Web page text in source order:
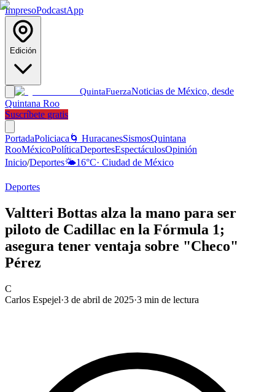
ImpresoPodcastApp
Edición
QuintaFuerzaNoticias de México, desde
Quintana Roo
Suscríbete gratis
PortadaPoliciaca 🌀 HuracanesSismosQuintana
RooMéxicoPolíticaDeportesEspectáculosOpinión
Inicio/Deportes🌤️16°C· Ciudad de México
Deportes
Valtteri Bottas alza la mano para ser
piloto de Cadillac en la Fórmula 1;
asegura tener ventaja sobre "Checo"
Pérez
C
Carlos Espejel·3 de abril de 2025·3 min de lectura